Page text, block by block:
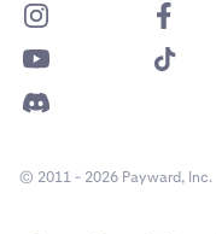
© 2011 - 2026 Payward, Inc.